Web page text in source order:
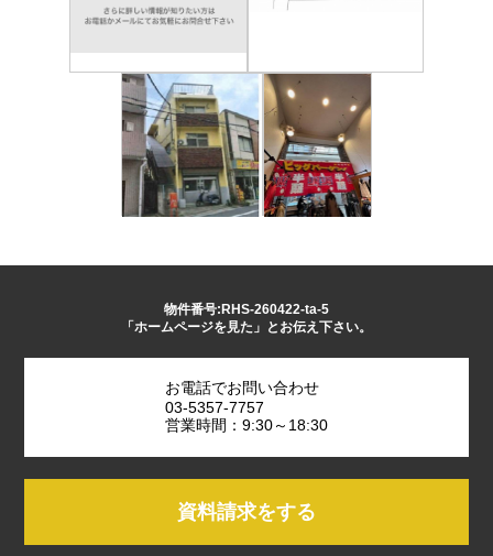
物件番号:RHS-260422-ta-5
「ホームページを見た」とお伝え下さい。
お電話でお問い合わせ
03-5357-7757
営業時間：9:30～18:30
資料請求をする